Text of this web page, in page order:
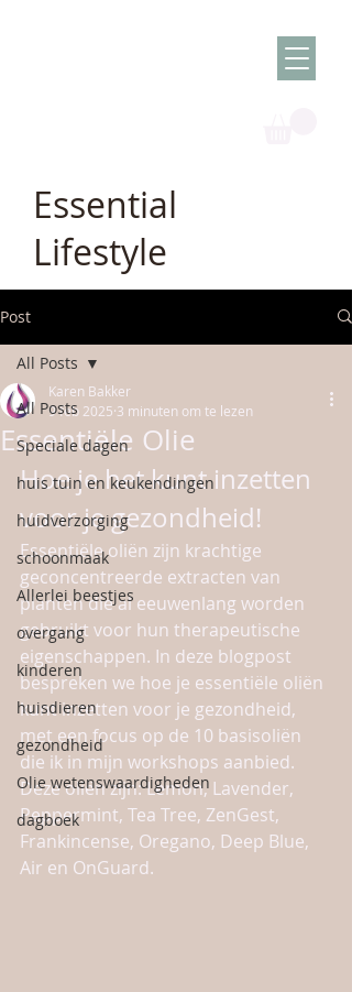
Essential
Lifestyle
Post
All Posts
Speciale dagen
huis tuin en keukendingen
huidverzorging
schoonmaak
Allerlei beestjes
overgang
kinderen
huisdieren
gezondheid
Olie wetenswaardigheden
dagboek
All Posts
Essentiële Olie
Karen Bakker
9 feb 2025 3 minuten om te lezen
Hoe je het kunt inzetten
voor je gezondheid!
Essentiële oliën zijn krachtige
geconcentreerde extracten van
planten die al eeuwenlang worden
gebruikt voor hun therapeutische
eigenschappen. In deze blogpost
bespreken we hoe je essentiële oliën
kunt inzetten voor je gezondheid,
met een focus op de 10 basisoliën
die ik in mijn workshops aanbied.
Deze oliën zijn: Lemon, Lavender,
Peppermint, Tea Tree, ZenGest,
Frankincense, Oregano, Deep Blue,
Air en OnGuard.